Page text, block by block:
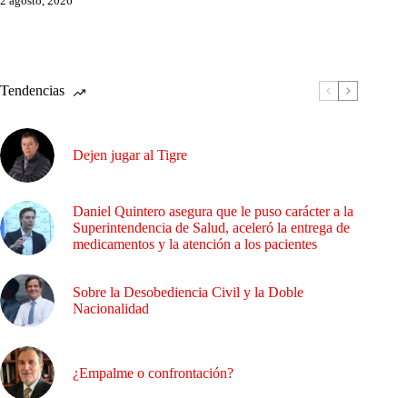
Tendencias
Dejen jugar al Tigre
Daniel Quintero asegura que le puso carácter a la
Superintendencia de Salud, aceleró la entrega de
medicamentos y la atención a los pacientes
Sobre la Desobediencia Civil y la Doble
Nacionalidad
¿Empalme o confrontación?